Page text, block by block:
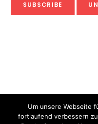
Um unsere Webseite
fortlaufend verbessern